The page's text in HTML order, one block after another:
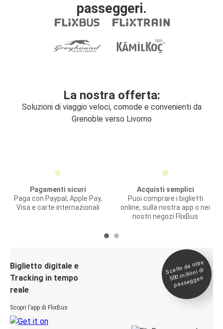
passeggeri.
La nostra offerta:
Soluzioni di viaggio veloci, comode e convenienti da
Grenoble verso Livorno
Pagamenti sicuri
Paga con Paypal, Apple Pay,
Visa e carte internazionali
Acquisti semplici
Puoi comprare i biglietti
online, sulla nostra app o nei
nostri negozi FlixBus
Biglietto digitale e
Tracking in tempo
reale
Scopri l’app di FlixBus
Scelto da oltre
500
milioni di
passeggeri